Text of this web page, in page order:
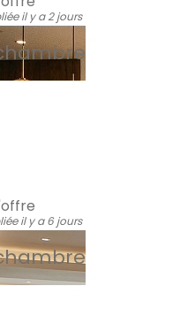
il y a 2 jours
il y a 6 jours